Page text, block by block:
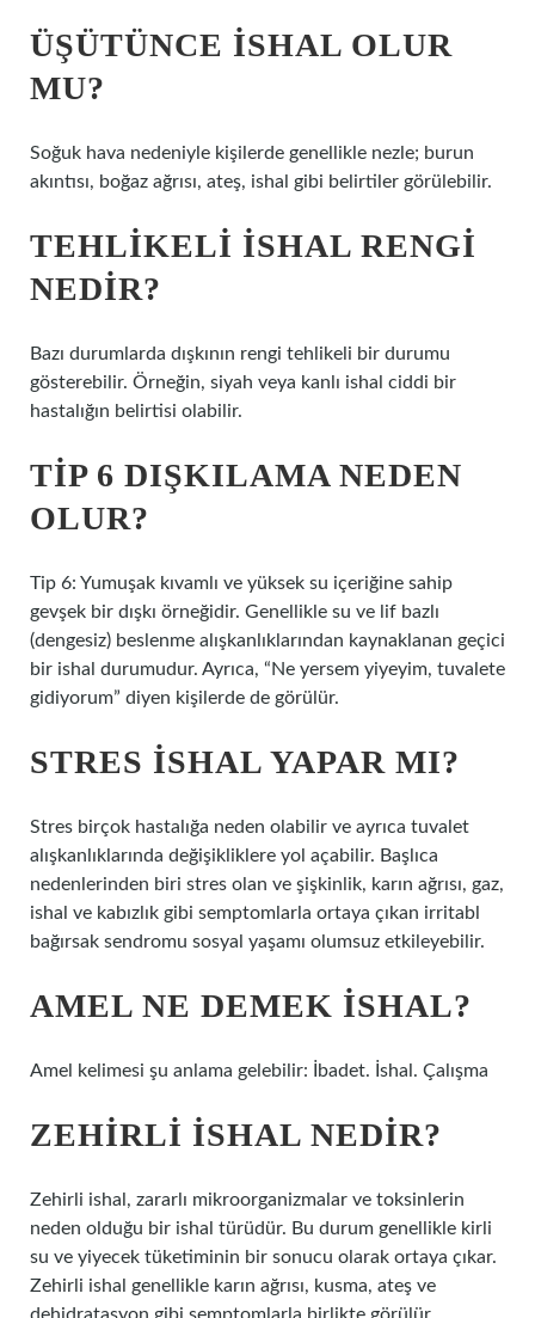
ÜŞÜTÜNCE ISHAL OLUR
MU?
Soğuk hava nedeniyle kişilerde genellikle nezle; burun
akıntısı, boğaz ağrısı, ateş, ishal gibi belirtiler görülebilir.
TEHLIKELI ISHAL RENGI
NEDIR?
Bazı durumlarda dışkının rengi tehlikeli bir durumu
gösterebilir. Örneğin, siyah veya kanlı ishal ciddi bir
hastalığın belirtisi olabilir.
TIP 6 DIŞKILAMA NEDEN
OLUR?
Tip 6: Yumuşak kıvamlı ve yüksek su içeriğine sahip
gevşek bir dışkı örneğidir. Genellikle su ve lif bazlı
(dengesiz) beslenme alışkanlıklarından kaynaklanan geçici
bir ishal durumudur. Ayrıca, “Ne yersem yiyeyim, tuvalete
gidiyorum” diyen kişilerde de görülür.
STRES ISHAL YAPAR MI?
Stres birçok hastalığa neden olabilir ve ayrıca tuvalet
alışkanlıklarında değişikliklere yol açabilir. Başlıca
nedenlerinden biri stres olan ve şişkinlik, karın ağrısı, gaz,
ishal ve kabızlık gibi semptomlarla ortaya çıkan irritabl
bağırsak sendromu sosyal yaşamı olumsuz etkileyebilir.
AMEL NE DEMEK ISHAL?
Amel kelimesi şu anlama gelebilir: İbadet. İshal. Çalışma
ZEHIRLI ISHAL NEDIR?
Zehirli ishal, zararlı mikroorganizmalar ve toksinlerin
neden olduğu bir ishal türüdür. Bu durum genellikle kirli
su ve yiyecek tüketiminin bir sonucu olarak ortaya çıkar.
Zehirli ishal genellikle karın ağrısı, kusma, ateş ve